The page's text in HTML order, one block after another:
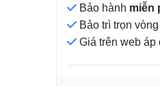
Bảo hành miễn
Bảo trì trọn
Giá trên web áp